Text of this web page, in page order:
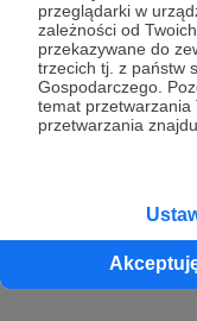
przeglądarki w
zależności od
przekazywane do
trzecich tj. z państw
Gospodarczego.
temat przetwarzania
przetwarzania
Wesprzyj
Promowani